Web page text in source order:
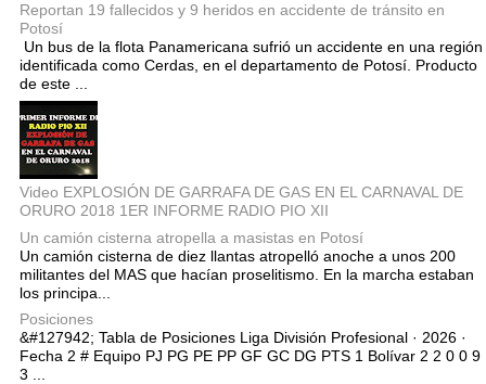
Reportan 19 fallecidos y 9 heridos en accidente de tránsito en
Potosí
Un bus de la flota Panamericana sufrió un accidente en una región
identificada como Cerdas, en el departamento de Potosí. Producto
de este ...
Video EXPLOSIÓN DE GARRAFA DE GAS EN EL CARNAVAL DE
ORURO 2018 1ER INFORME RADIO PIO XII
Un camión cisterna atropella a masistas en Potosí
Un camión cisterna de diez llantas atropelló anoche a unos 200
militantes del MAS que hacían proselitismo. En la marcha estaban
los principa...
Posiciones
&#127942; Tabla de Posiciones Liga División Profesional · 2026 ·
Fecha 2 # Equipo PJ PG PE PP GF GC DG PTS 1 Bolívar 2 2 0 0 9
3 ...